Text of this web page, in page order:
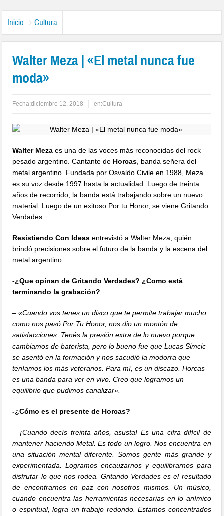
Inicio Cultura
Walter Meza | «El metal nunca fue
moda»
Fecha:diciembre 12, 2018 en:Cultura
Walter Meza es una de las voces más reconocidas del rock
pesado argentino. Cantante de Horcas , banda señera del
metal argentino. Fundada por Osvaldo Civile en 1988, Meza
es su voz desde 1997 hasta la actualidad. Luego de treinta
años de recorrido, la banda está trabajando sobre un nuevo
material. Luego de un exitoso Por tu Honor, se viene Gritando
Verdades.
Resistiendo Con Ideas entrevistó a Walter Meza, quién
brindó precisiones sobre el futuro de la banda y la escena del
metal argentino:
-¿Que opinan de Gritando Verdades? ¿Como está
terminando la grabación?
– «Cuando vos tenes un disco que te permite trabajar mucho,
como nos pasó Por Tu Honor, nos dio un montón de
satisfacciones. Tenés la presión extra de lo nuevo porque
cambiamos de baterista, pero lo bueno fue que Lucas Simcic
se asentó en la formación y nos sacudió la modorra que
teníamos los más veteranos. Para mí, es un discazo. Horcas
es una banda para ver en vivo. Creo que logramos un
equilibrio que pudimos canalizar».
-¿Cómo es el presente de Horcas?
– ¡Cuando decís treinta años, asusta! Es una cifra difícil de
mantener haciendo Metal. Es todo un logro. Nos encuentra en
una situación mental diferente. Somos gente más grande y
experimentada. Logramos encauzarnos y equilibrarnos para
disfrutar lo que nos rodea. Gritando Verdades es el resultado
de encontrarnos en paz con nosotros mismos. Un músico,
cuando encuentra las herramientas necesarias en lo anímico
o espiritual, logra un trabajo redondo. Estamos concentrados